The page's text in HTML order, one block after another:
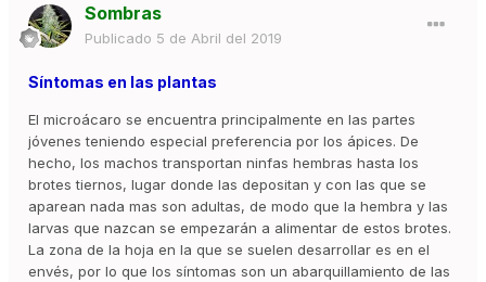
Sombras
Publicado 5 de Abril del 2019
Síntomas en las plantas
El microácaro se encuentra principalmente en las partes
jóvenes teniendo especial preferencia por los ápices. De
hecho, los machos transportan ninfas hembras hasta los
brotes tiernos, lugar donde las depositan y con las que se
aparean nada mas son adultas, de modo que la hembra y las
larvas que nazcan se empezarán a alimentar de estos brotes.
La zona de la hoja en la que se suelen desarrollar es en el
envés, por lo que los síntomas son un abarquillamiento de las